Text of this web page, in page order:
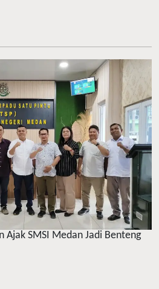
Ajak SMSI Medan Jadi Benteng